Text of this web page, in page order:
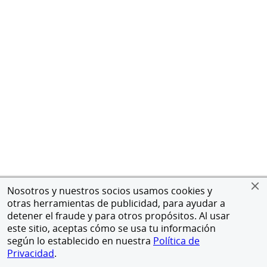
Nosotros y nuestros socios usamos cookies y
otras herramientas de publicidad, para ayudar a
detener el fraude y para otros propósitos. Al usar
este sitio, aceptas cómo se usa tu información
según lo establecido en nuestra Política de
Privacidad.